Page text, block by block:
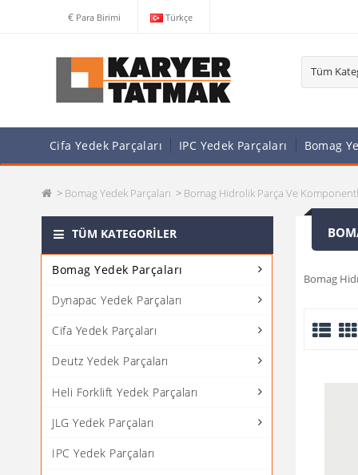
€ Para Birimi Türkçe
Cifa Yedek Parçaları IPC Yedek Parçaları Bomag
Bomag Yedek Parçaları Bomag Hidrolik Parça Ve
TÜM KATEGORİLER
Bomag Yedek Parçaları
Dynapac Yedek Parçaları
Cifa Yedek Parçaları
Deutz Yedek Parçaları
Heli Forklift Yedek Parçaları
JLG Yedek Parçaları
IPC Yedek Parçaları
Bomag